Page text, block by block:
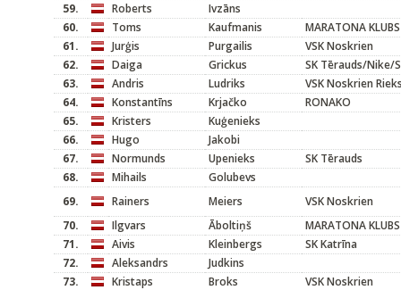
59.
Roberts
Ivzāns
60.
Toms Kaufmanis
MARATONA KLUBS
61.
Jurģis Purgailis
VSK Noskrien
62.
Daiga Grickus
SK Tērauds/Nike/
63.
Andris Ludriks
VSK Noskrien
64.
Konstantīns Krjačko
RONAKO
65.
Kristers
Kuģenieks
66.
Hugo
Jakobi
67.
Normunds Upenieks
SK Tērauds
68.
Mihails
Golubevs
69.
Rainers Meiers
VSK Noskrien
70.
Ilgvars Āboltiņš
MARATONA KLUBS
71.
Aivis Kleinbergs
SK Katrīna
72.
Aleksandrs
Judkins
73.
Kristaps Broks
VSK Noskrien